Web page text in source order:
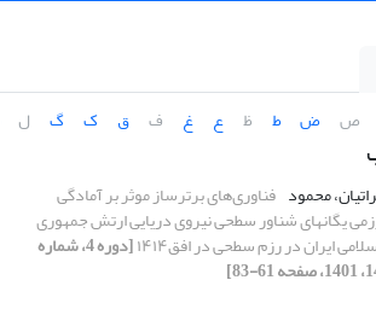
ص ض ط ظ ع غ ف ق ک گ ل
محمود فناوری‌های برترساز موثر بر آمادگی
یگانهای شناور سطحی نیروی دریایی ارتش جمهوری
ایران در رزم سطحی در افق۱۴۱۴ [دوره 4، شماره
61-83]